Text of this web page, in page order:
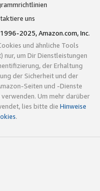
uns
2025, Amazon.com, Inc.
und ähnliche Tools
nur, um Dir Dienstleistungen
der Erhaltung
der Sicherheit und der
Seiten und -Dienste
Um mehr darüber
lies bitte die Hinweise
.